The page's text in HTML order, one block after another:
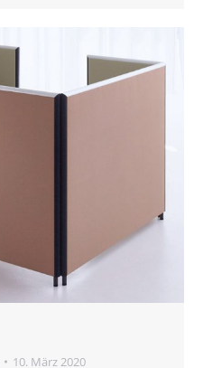
10. März 2020